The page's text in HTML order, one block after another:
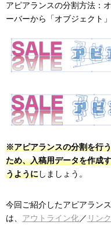
アピアランスの分割方法：
ーバーから「オブジェクト
※アピアランスの分割を行
ため、入稿用データを作成
うように しましょう。
今回ご紹介したアピアラン
は、 アウトライン化 ／ リン